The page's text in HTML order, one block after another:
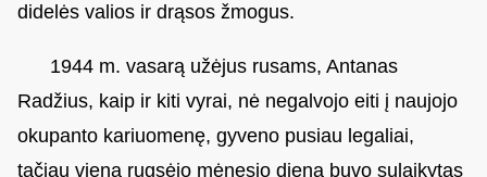
didelės valios ir drąsos žmogus.
1944 m. vasarą užėjus rusams, Antanas
Radžius, kaip ir kiti vyrai, nė negalvojo eiti į naujojo
okupanto kariuomenę, gyveno pusiau legaliai,
tačiau vieną rugsėjo mėnesio dieną buvo sulaikytas